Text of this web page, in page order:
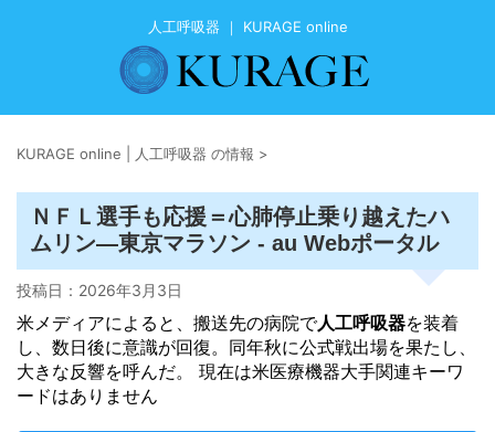
人工呼吸器 ｜ KURAGE online
KURAGE online | 人工呼吸器 の情報 >
ＮＦＬ選手も応援＝心肺停止乗り越えたハ
ムリン―東京マラソン - au Webポータル
投稿日： 2026年3月3日
米メディアによると、搬送先の病院で人工呼吸器を装着
し、数日後に意識が回復。同年秋に公式戦出場を果たし、
大きな反響を呼んだ。 現在は米医療機器大手関連キーワ
ードはありません